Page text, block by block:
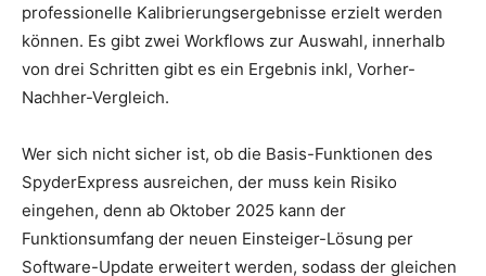
professionelle Kalibrierungsergebnisse erzielt werden
können. Es gibt zwei Workflows zur Auswahl, innerhalb
von drei Schritten gibt es ein Ergebnis inkl, Vorher-
Nachher-Vergleich.
Wer sich nicht sicher ist, ob die Basis-Funktionen des
SpyderExpress ausreichen, der muss kein Risiko
eingehen, denn ab Oktober 2025 kann der
Funktionsumfang der neuen Einsteiger-Lösung per
Software-Update erweitert werden, sodass der gleichen